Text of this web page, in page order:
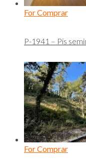
For Comprar
P-1941 – Pis
For Comprar